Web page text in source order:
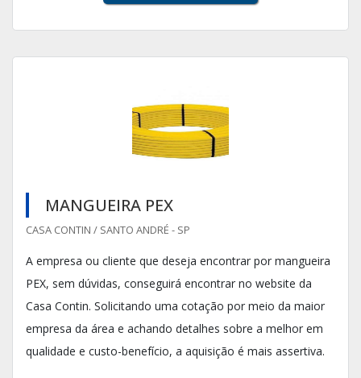
MANGUEIRA PEX
CASA CONTIN / SANTO ANDRÉ - SP
A empresa ou cliente que deseja encontrar por mangueira
PEX, sem dúvidas, conseguirá encontrar no website da
Casa Contin. Solicitando uma cotação por meio da maior
empresa da área e achando detalhes sobre a melhor em
qualidade e custo-benefício, a aquisição é mais assertiva.